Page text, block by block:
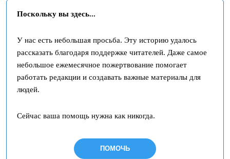
Поскольку вы здесь...
У нас есть небольшая просьба. Эту историю удалось
рассказать благодаря поддержке читателей. Даже самое
небольшое ежемесячное пожертвование помогает
работать редакции и создавать важные материалы для
людей.
Сейчас ваша помощь нужна как никогда.
ПОМОЧЬ